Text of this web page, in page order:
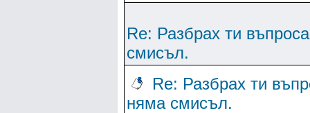
Re: Разбрах ти
смисъл.
Re: Разбрах ти
няма смисъл.